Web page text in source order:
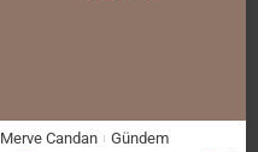
Merve Candan Gündem